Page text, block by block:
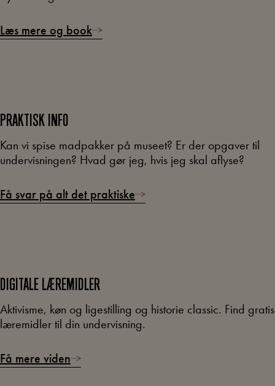
Læs mere og book
PRAKTISK INFO
Kan vi spise madpakker på museet? Er der opgaver til
undervisningen? Hvad gør jeg, hvis jeg skal aflyse?
Få svar på alt det praktiske
DIGITALE LÆREMIDLER
Aktivisme, køn og ligestilling og historie classic. Find gratis
læremidler til din undervisning.
Få mere viden